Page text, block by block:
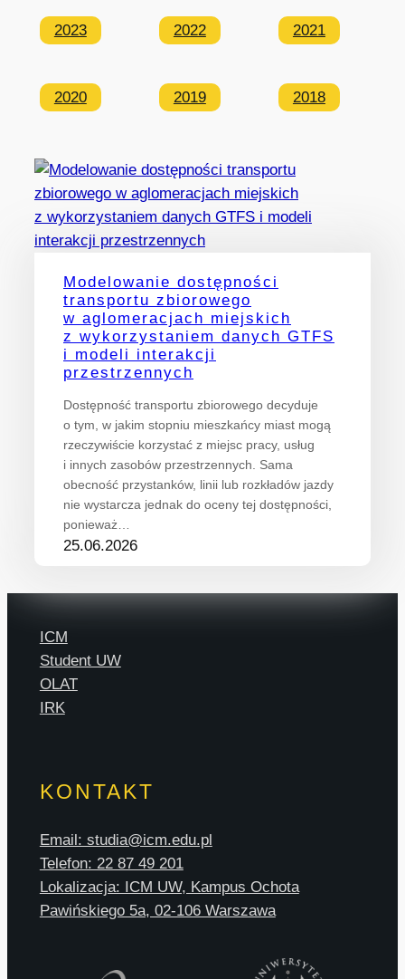
2023 2022 2021
2020 2019 2018
Modelowanie dostępności
transportu zbiorowego
w aglomeracjach miejskich
z wykorzystaniem danych GTFS
i modeli interakcji
przestrzennych
Dostępność transportu zbiorowego decyduje
o tym, w jakim stopniu mieszkańcy miast mogą
rzeczywiście korzystać z miejsc pracy, usług
i innych zasobów przestrzennych. Sama
obecność przystanków, linii lub rozkładów jazdy
nie wystarcza jednak do oceny tej dostępności,
ponieważ…
25.06.2026
ICM
Student UW
OLAT
IRK
KONTAKT
Email: studia@icm.edu.pl
Telefon: 22 87 49 201
Lokalizacja: ICM UW, Kampus Ochota
Pawińskiego 5a, 02-106 Warszawa